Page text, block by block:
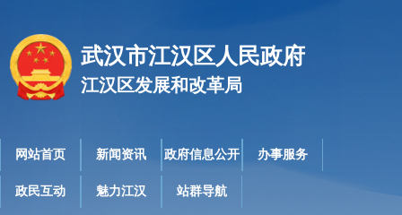
武汉市江汉区人民政府
江汉区发展和改革局
网站首页 新闻资讯 政府信息公开 办事服务
政民互动 魅力江汉 站群导航